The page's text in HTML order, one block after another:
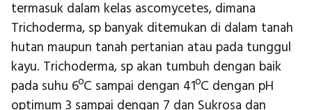
termasuk dalam kelas ascomycetes, dimana
Trichoderma, sp banyak ditemukan di dalam tanah
hutan maupun tanah pertanian atau pada tunggul
kayu. Trichoderma, sp akan tumbuh dengan baik
pada suhu 6ºC sampai dengan 41ºC dengan pH